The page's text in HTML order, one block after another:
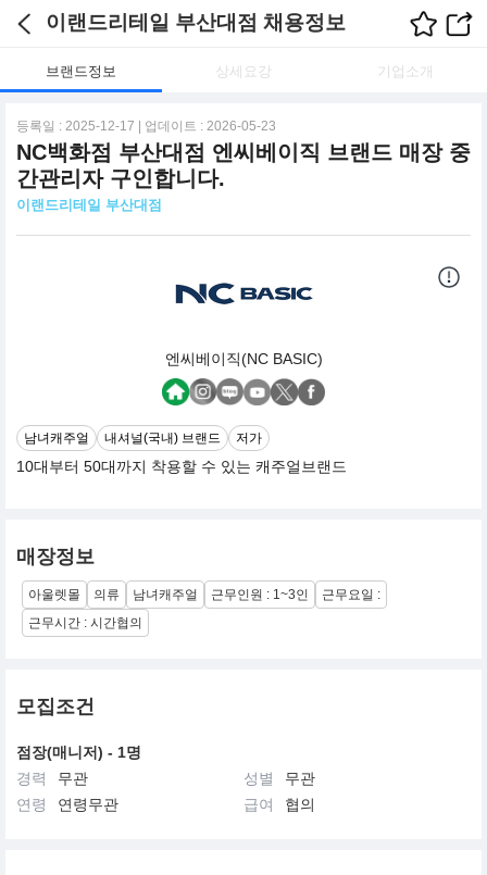
이랜드리테일 부산대점 채용정보
브랜드정보 상세요강 기업소개
등록일 : 2025-12-17 | 업데이트 : 2026-05-23
NC백화점 부산대점 엔씨베이직 브랜드 매장 중
간관리자 구인합니다.
이랜드리테일 부산대점
엔씨베이직(NC BASIC)
남녀캐주얼 내셔널(국내) 브랜드 저가
10대부터 50대까지 착용할 수 있는 캐주얼브랜드
매장정보
아울렛몰 의류 남녀캐주얼 근무인원 : 1~3인
근무요일 :
근무시간 : 시간협의
모집조건
점장(매니저) - 1명
경력
무관 성별
무관
연령
연령무관 급여 협의